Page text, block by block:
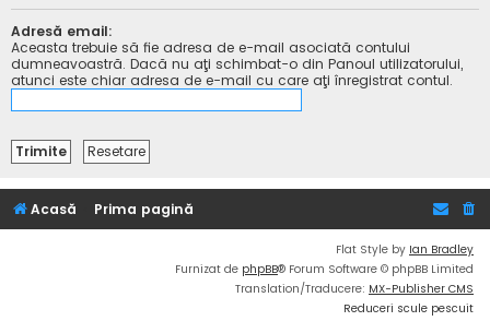
t
Adresă email:
Aceasta trebuie să fie adresa de e-mail asociată contului
dumneavoastră. Dacă nu aţi schimbat-o din Panoul utilizatorului,
atunci este chiar adresa de e-mail cu care aţi înregistrat contul.
Acasă Prima pagină
Flat Style by Ian Bradley
Furnizat de phpBB® Forum Software © phpBB Limited
Translation/Traducere: MX-Publisher CMS
Reduceri scule pescuit